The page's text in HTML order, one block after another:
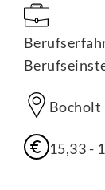
STANDORTE
Bocholt
15,33 -